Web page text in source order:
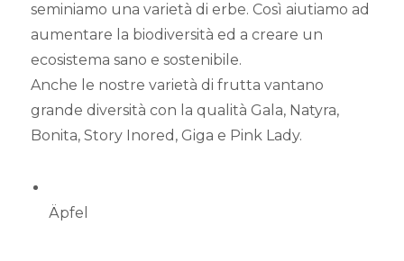
seminiamo una varietà di erbe. Così aiutiamo ad
aumentare la biodiversità ed a creare un
ecosistema sano e sostenibile.
Anche le nostre varietà di frutta vantano
grande diversità con la qualità Gala, Natyra,
Bonita, Story Inored, Giga e Pink Lady.
Äpfel